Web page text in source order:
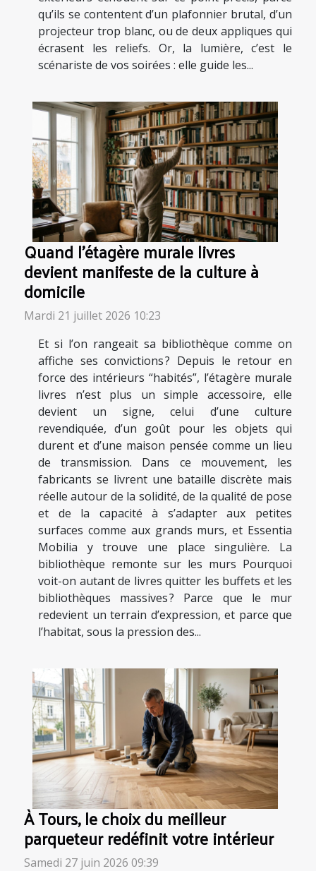
qu’ils se contentent d’un plafonnier brutal, d’un
projecteur trop blanc, ou de deux appliques qui
écrasent les reliefs. Or, la lumière, c’est le
scénariste de vos soirées : elle guide les...
Quand l’étagère murale livres
devient manifeste de la culture à
domicile
Mardi 21 juillet 2026 10:23
Et si l’on rangeait sa bibliothèque comme on
affiche ses convictions ? Depuis le retour en
force des intérieurs “habités”, l’étagère murale
livres n’est plus un simple accessoire, elle
devient un signe, celui d’une culture
revendiquée, d’un goût pour les objets qui
durent et d’une maison pensée comme un lieu
de transmission. Dans ce mouvement, les
fabricants se livrent une bataille discrète mais
réelle autour de la solidité, de la qualité de pose
et de la capacité à s’adapter aux petites
surfaces comme aux grands murs, et Essentia
Mobilia y trouve une place singulière. La
bibliothèque remonte sur les murs Pourquoi
voit-on autant de livres quitter les buffets et les
bibliothèques massives ? Parce que le mur
redevient un terrain d’expression, et parce que
l’habitat, sous la pression des...
À Tours, le choix du meilleur
parqueteur redéfinit votre intérieur
Samedi 27 juin 2026 09:39